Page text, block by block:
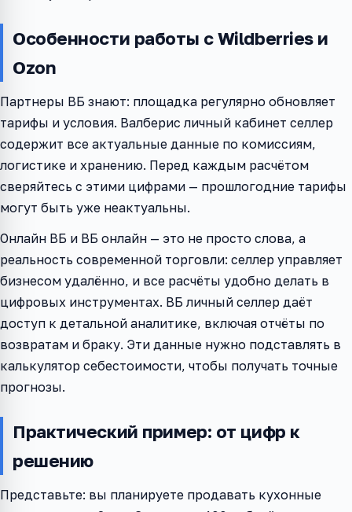
Особенности работы с Wildberries и
Ozon
Партнеры ВБ знают: площадка регулярно обновляет
тарифы и условия. Валберис личный кабинет селлер
содержит все актуальные данные по комиссиям,
логистике и хранению. Перед каждым расчётом
сверяйтесь с этими цифрами — прошлогодние тарифы
могут быть уже неактуальны.
Онлайн ВБ и ВБ онлайн — это не просто слова, а
реальность современной торговли: селлер управляет
бизнесом удалённо, и все расчёты удобно делать в
цифровых инструментах. ВБ личный селлер даёт
доступ к детальной аналитике, включая отчёты по
возвратам и браку. Эти данные нужно подставлять в
калькулятор себестоимости, чтобы получать точные
прогнозы.
Практический пример: от цифр к
решению
Представьте: вы планируете продавать кухонные